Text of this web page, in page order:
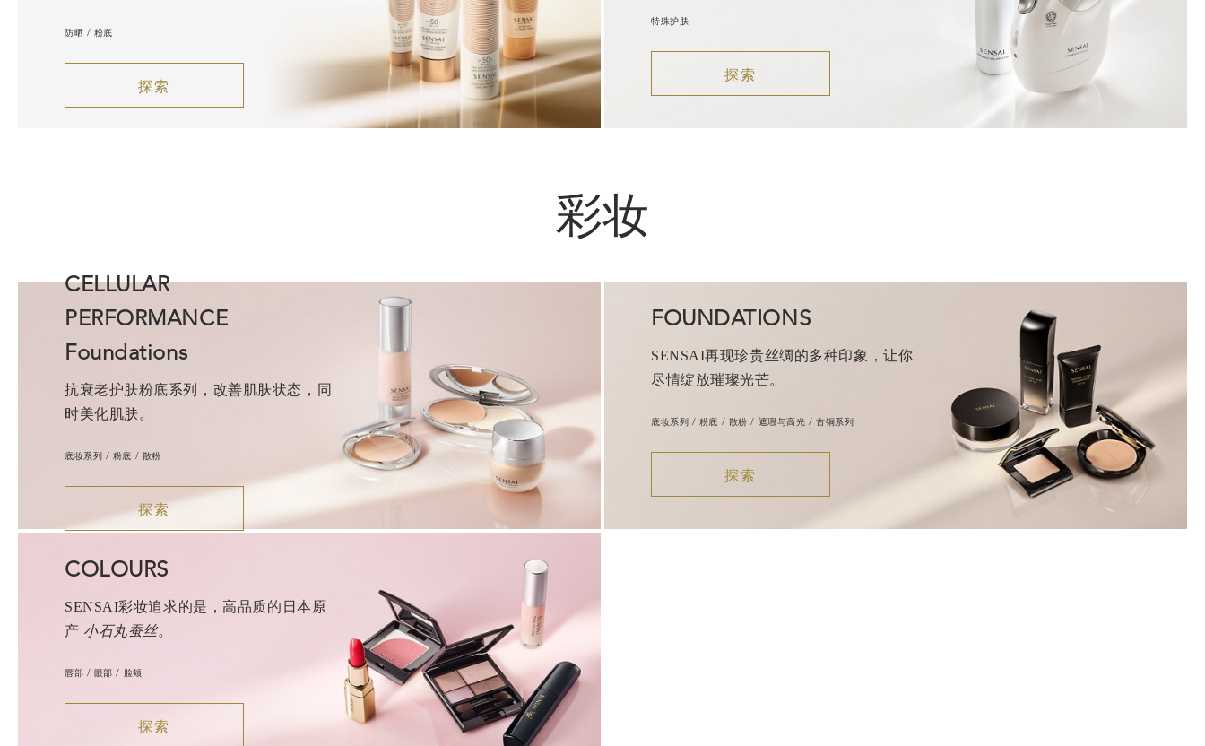
防晒 / 粉底
探索
特殊护肤
探索
彩妆
CELLULAR
PERFORMANCE
Foundations
抗衰老护肤粉底系列，改善肌肤状态，同
时美化肌肤。
底妆系列 / 粉底 / 散粉
探索
FOUNDATIONS
SENSAI再现珍贵丝绸的多种印象，让你
尽情绽放璀璨光芒。
底妆系列 / 粉底 / 散粉 / 遮瑕与高光 / 古铜系列
探索
COLOURS
SENSAI彩妆追求的是，高品质的日本原
产 小石丸蚕丝。
唇部 / 眼部 / 脸颊
探索